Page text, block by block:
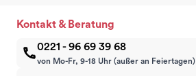
Kontakt & Beratung
0221 - 96 69 39 68
von Mo-Fr, 9-18 Uhr (außer an Feiertagen)